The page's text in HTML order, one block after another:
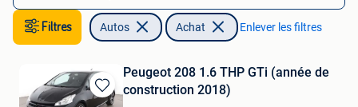
Filtres Autos Achat Enlever les filtres
Sauvegarder
Peugeot 208 1.6 THP GTi (année de
construction 2018)